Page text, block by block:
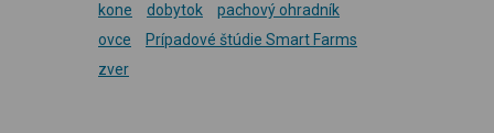
kone
dobytok
pachový ohradník
ovce
Prípadové štúdie Smart Farms
zver